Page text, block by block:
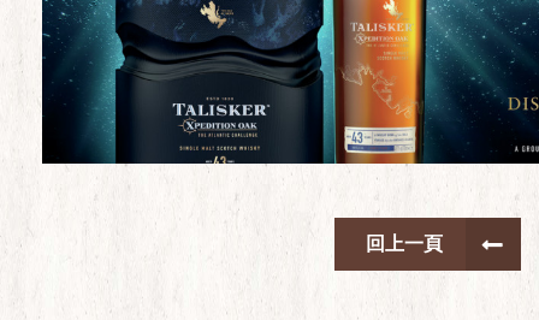
回上一頁